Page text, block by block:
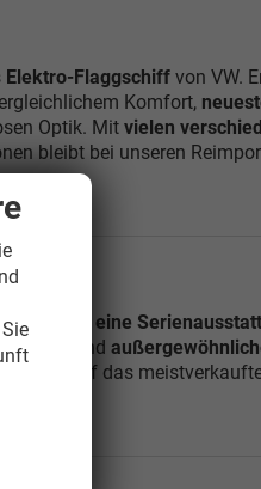
Elektro-Flaggschiffvon VW.
Komfort,
Optik. Mit vielen
bleibt bei unseren
bietet eine
und
dem Golf das